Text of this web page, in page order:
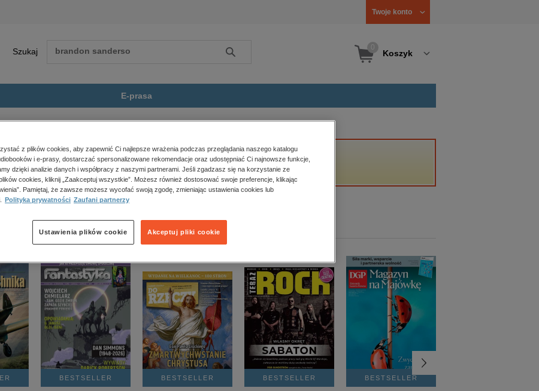
Twoje konto
Szukaj Szukaj Koszyk
E-prasa
polityka, społeczno-informacyjne
psychologiczne
inne
popularno-naukowe
historia
zdrowie
religie
stylu życia” nie jest dostępny.
BESTSELLER BESTSELLER BESTSELLER BESTSELLER
z plików cookies, aby zapewnić Ci najlepsze wrażenia podczas przeglądania naszego katalogu
i e-prasy, dostarczać spersonalizowane rekomendacje oraz udostępniać Ci najnowsze funkcje,
dzięki analizie danych i współpracy z naszymi partnerami. Jeśli zgadzasz się na korzystanie ze
cookies, kliknij „Zaakceptuj wszystkie”. Możesz również dostosować swoje preferencje, klikając
Pamiętaj, że zawsze możesz wycofać swoją zgodę, zmieniając ustawienia cookies lub
Polityka prywatności Zaufani partnerzy
Akceptuj pliki cookie
Ustawienia plików cookie